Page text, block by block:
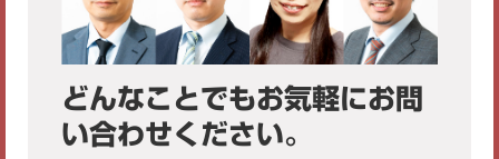
どんなことでもお気軽にお問
い合わせください。